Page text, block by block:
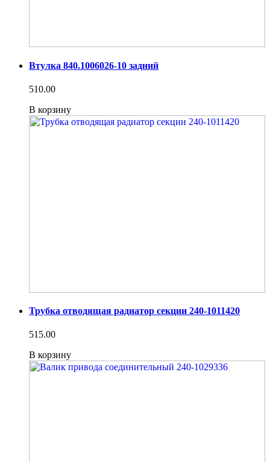
Втулка 840.1006026-10 задний
510.00
В корзину
Трубка отводящая радиатор секции 240-1011420
515.00
В корзину